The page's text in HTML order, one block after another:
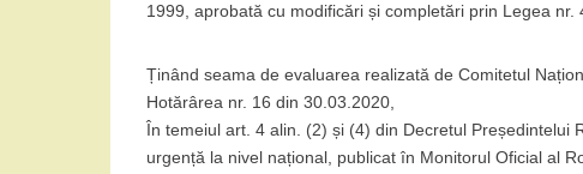
1999, aprobată cu modificări și completări prin Legea
Ținând seama de evaluarea realizată de Comitetul
Hotărârea nr. 16 din 30.03.2020,
În temeiul art. 4 alin. (2) și (4) din Decretul Președintelui
urgență la nivel național, publicat în Monitorul Oficial al